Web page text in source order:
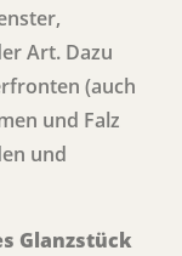
Art. Dazu
(auch
und Falz
und
Glanzstück